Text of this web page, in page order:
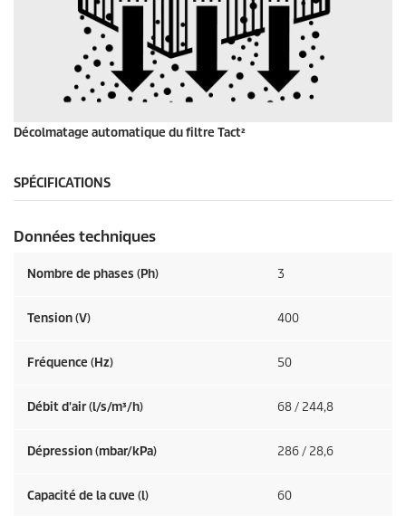
Décolmatage automatique du filtre Tact²
SPÉCIFICATIONS
Données techniques
Nombre de phases (Ph) 3
Tension (V) 400
Fréquence (Hz) 50
Débit d'air (l/s/m³/h) 68 / 244,8
Dépression (mbar/kPa) 286 / 28,6
Capacité de la cuve (l) 60